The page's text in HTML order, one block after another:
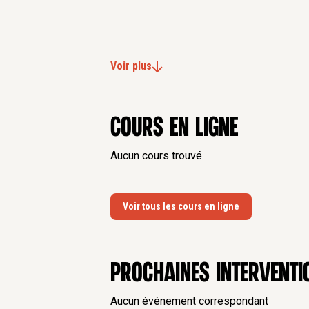
Voir plus
Cours en ligne
Aucun cours trouvé
Voir tous les cours en ligne
Prochaines
Aucun événement correspondant